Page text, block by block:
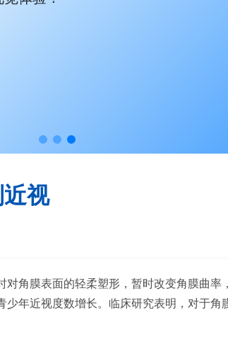
视
角膜表面的轻柔塑形，暂时改变角膜曲
年近视度数增长。临床研究表明，对于